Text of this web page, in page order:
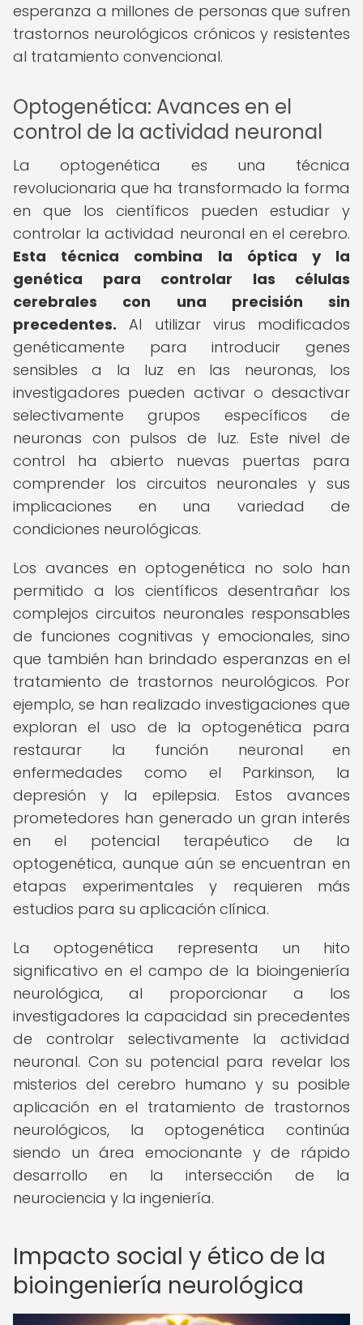
esperanza a millones de personas que sufren
trastornos neurológicos crónicos y resistentes
al tratamiento convencional.
Optogenética: Avances en el
control de la actividad neuronal
La optogenética es una técnica
revolucionaria que ha transformado la forma
en que los científicos pueden estudiar y
controlar la actividad neuronal en el cerebro.
Esta técnica combina la óptica y la
genética para controlar las células
cerebrales con una precisión sin
precedentes. Al utilizar virus modificados
genéticamente para introducir genes
sensibles a la luz en las neuronas, los
investigadores pueden activar o desactivar
selectivamente grupos específicos de
neuronas con pulsos de luz. Este nivel de
control ha abierto nuevas puertas para
comprender los circuitos neuronales y sus
implicaciones en una variedad de
condiciones neurológicas.
Los avances en optogenética no solo han
permitido a los científicos desentrañar los
complejos circuitos neuronales responsables
de funciones cognitivas y emocionales, sino
que también han brindado esperanzas en el
tratamiento de trastornos neurológicos. Por
ejemplo, se han realizado investigaciones que
exploran el uso de la optogenética para
restaurar la función neuronal en
enfermedades como el Parkinson, la
depresión y la epilepsia. Estos avances
prometedores han generado un gran interés
en el potencial terapéutico de la
optogenética, aunque aún se encuentran en
etapas experimentales y requieren más
estudios para su aplicación clínica.
La optogenética representa un hito
significativo en el campo de la bioingeniería
neurológica, al proporcionar a los
investigadores la capacidad sin precedentes
de controlar selectivamente la actividad
neuronal. Con su potencial para revelar los
misterios del cerebro humano y su posible
aplicación en el tratamiento de trastornos
neurológicos, la optogenética continúa
siendo un área emocionante y de rápido
desarrollo en la intersección de la
neurociencia y la ingeniería.
Impacto social y ético de la
bioingeniería neurológica